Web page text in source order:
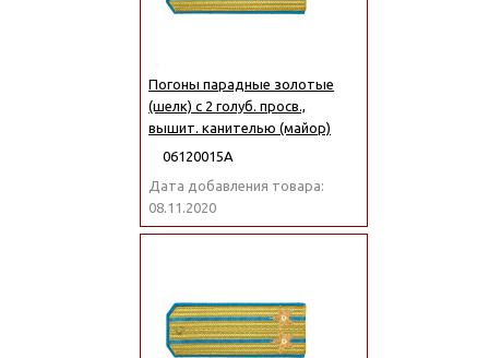
Погоны парадные золотые
(шелк) с 2 голуб. просв.,
вышит. канителью (майор)
06120015А
Дата добавления товара:
08.11.2020